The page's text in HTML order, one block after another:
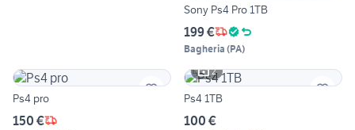
Sony Ps4 Pro 1TB
199 €
Bagheria (PA)
Ps4 pro
150 €
2
Ps4 1TB
100 €